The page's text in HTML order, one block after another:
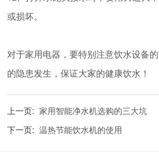
或损坏。
对于家用电器，要特别注意饮水设备
的隐患发生，保证大家的健康饮水！
上一页: 家用智能净水机选购的三大坑
下一页: 温热节能饮水机的使用